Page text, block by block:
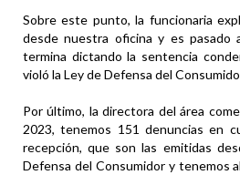
Sobre este punto, la funcionaria
desde nuestra oficina y es pasado
termina dictando la sentencia
violó la Ley de Defensa del
Por último, la directora del área
2023, tenemos 151 denuncias en
recepción, que son las emitidas
Defensa del Consumidor y tenemos